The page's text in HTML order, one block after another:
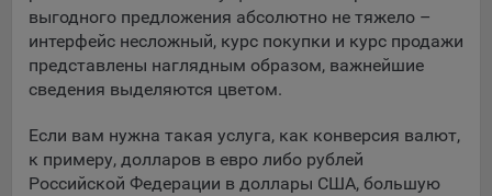
составить представление о тенденциях использования
сайта в целом. Общество использует информацию для
9.5. Файлы cookie, применяемые для определения целевой
Google Analytics.
Технические/Функциональные, хранятся не более года;
выгодного предложения абсолютно не тяжело –
интерфейс несложный, курс покупки и курс продажи
представлены наглядным образом, важнейшие
сведения выделяются цветом.
Если вам нужна такая услуга, как конверсия валют,
к примеру, долларов в евро либо рублей
Российской Федерации в доллары США, большую